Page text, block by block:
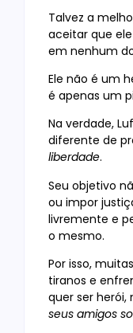
Talvez a
aceitar que
em nenhum
Ele não é um
é apenas um
Na verdade,
diferente de
liberdade.
Seu objetivo
ou impor
livremente e
o mesmo.
Por isso,
tiranos e
quer ser herói,
seus amigos